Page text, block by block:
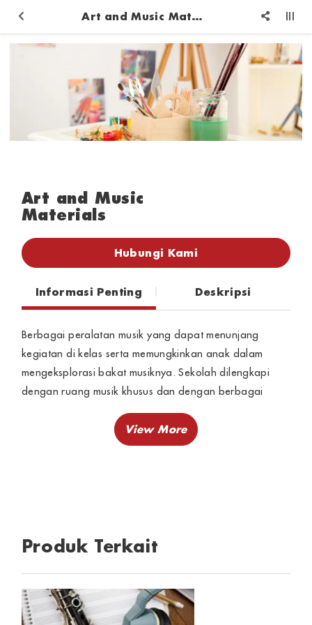
Art and Music Materials
Art and Music
Materials
Hubungi Kami
Informasi Penting Deskripsi
Berbagai peralatan musik yang dapat menunjang
kegiatan di kelas serta memungkinkan anak dalam
mengeksplorasi bakat musiknya. Sekolah dilengkapi
dengan ruang musik khusus dan dengan berbagai
diajar untuk memiliki dasar-dasar musik secara benar
dan tepat, bukan asal musik maupun asal bernyanyi.
Produk Terkait